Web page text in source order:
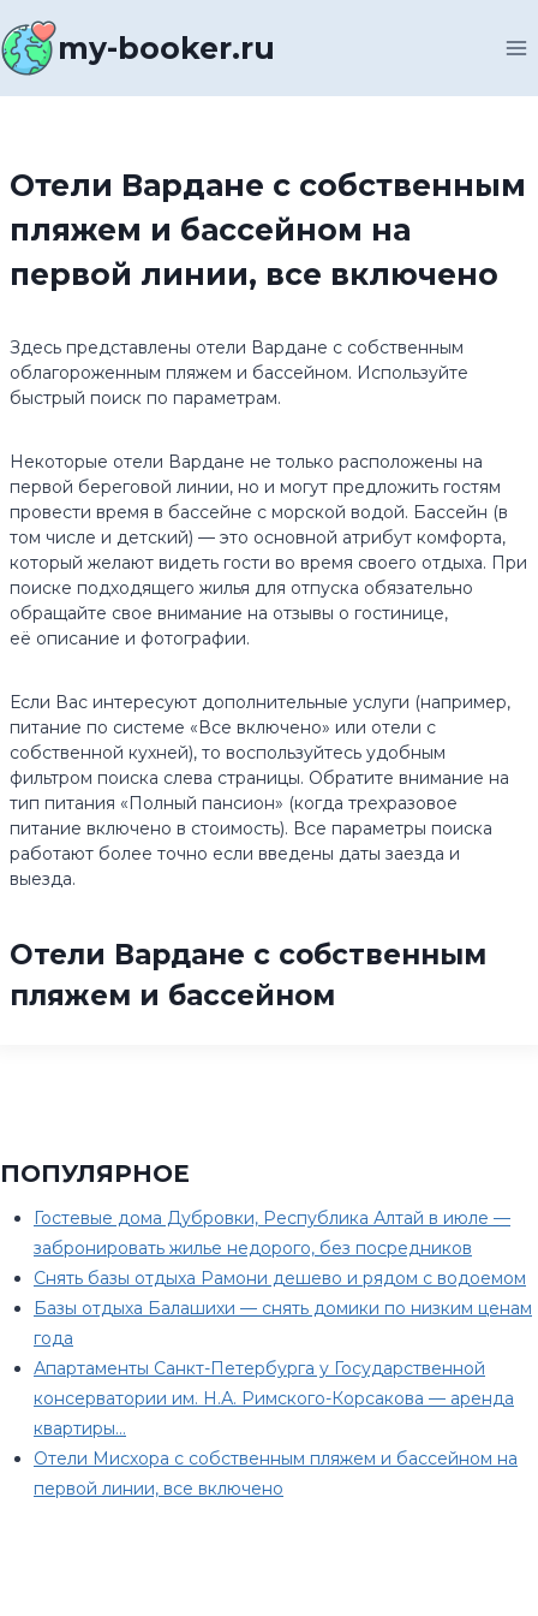
к
содержимомуmy-booker.ru
Отели Вардане с собственным
пляжем и бассейном на
первой линии, все включено
Здесь представлены отели Вардане с собственным
облагороженным пляжем и бассейном. Используйте
быстрый поиск по параметрам.
Некоторые отели Вардане не только расположены на
первой береговой линии, но и могут предложить гостям
провести время в бассейне с морской водой. Бассейн (в
том числе и детский) — это основной атрибут комфорта,
который желают видеть гости во время своего отдыха. При
поиске подходящего жилья для отпуска обязательно
обращайте свое внимание на отзывы о гостинице,
её описание и фотографии.
Если Вас интересуют дополнительные услуги (например,
питание по системе «Все включено» или отели с
собственной кухней), то воспользуйтесь удобным
фильтром поиска слева страницы. Обратите внимание на
тип питания «Полный пансион» (когда трехразовое
питание включено в стоимость). Все параметры поиска
работают более точно если введены даты заезда и
выезда.
Отели Вардане с собственным
пляжем и бассейном
ПОПУЛЯРНОЕ
Гостевые дома Дубровки, Республика Алтай в июле —
забронировать жилье недорого, без посредников
Снять базы отдыха Рамони дешево и рядом с водоемом
Базы отдыха Балашихи — снять домики по низким ценам
года
Апартаменты Санкт-Петербурга у Государственной
консерватории им. Н.А. Римского-Корсакова — аренда
квартиры…
Отели Мисхора с собственным пляжем и бассейном на
первой линии, все включено